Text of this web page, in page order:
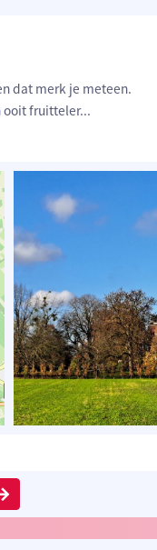
dat merk je meteen.
ooit fruitteler...